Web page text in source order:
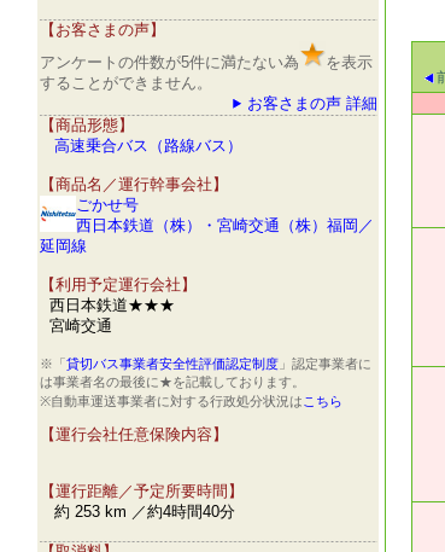
【お客さまの声】
アンケートの件数が5件に満たない為
を表示
することができません。
お客さまの声 詳細
【商品形態】
高速乗合バス（路線バス）
【商品名／運行幹事会社】
ごかせ号
西日本鉄道（株）・宮崎交通（株）福岡／
延岡線
【利用予定運行会社】
西日本鉄道★★★
宮崎交通
※「貸切バス事業者安全性評価認定制度」認定事業者に
は事業者名の最後に★を記載しております。
※自動車運送事業者に対する行政処分状況は こちら
【運行会社任意保険内容】
【運行距離／予定所要時間】
約 253 km ／約4時間40分